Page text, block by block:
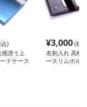
)
漂う上
ドケース
¥3,000(税
名刺入れ 高機
ースリムホル